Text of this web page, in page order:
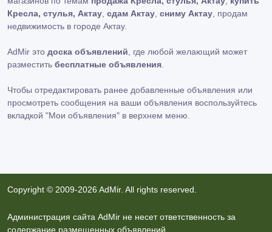
Кресла, стулья, Актау сдам Актау сниму Актау , продам
недвижимость в городе Актау.
AdMir это доска объявлений , где любой желающий может
разместить бесплатные объявления
Чтобы отредактировать ранее добавленные объявления или
просмотреть сообщения на ваши объявления воспользуйтесь
вкладкой "Мои объявления" в верхнем меню.
Copyright © 2009-2026 AdMir. All rights reserved.
Администрация сайта AdMir не несет ответственность за
содержание размещенных объявлений.